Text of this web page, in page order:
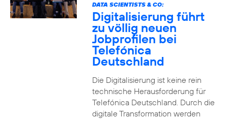
DATA SCIENTISTS & CO:
Digitalisierung führt
zu völlig neuen
Jobprofilen bei
Telefónica
Deutschland
Die Digitalisierung ist keine rein
technische Herausforderung für
Telefónica Deutschland. Durch die
digitale Transformation werden